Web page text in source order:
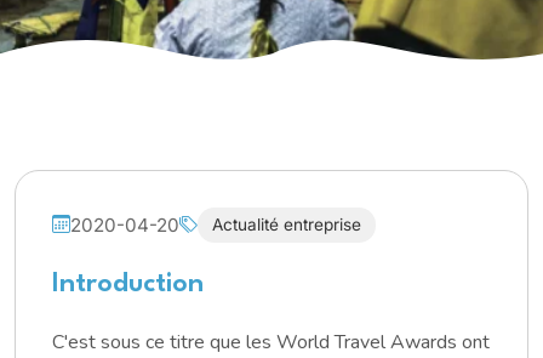
2020-04-20 Actualité entreprise
Introduction
C'est sous ce titre que les World Travel Awards ont